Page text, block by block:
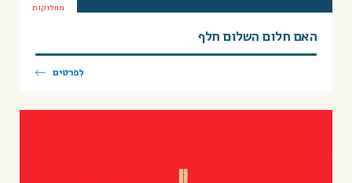
מחלוקות
האם חלום השלום חלף
לפרטים